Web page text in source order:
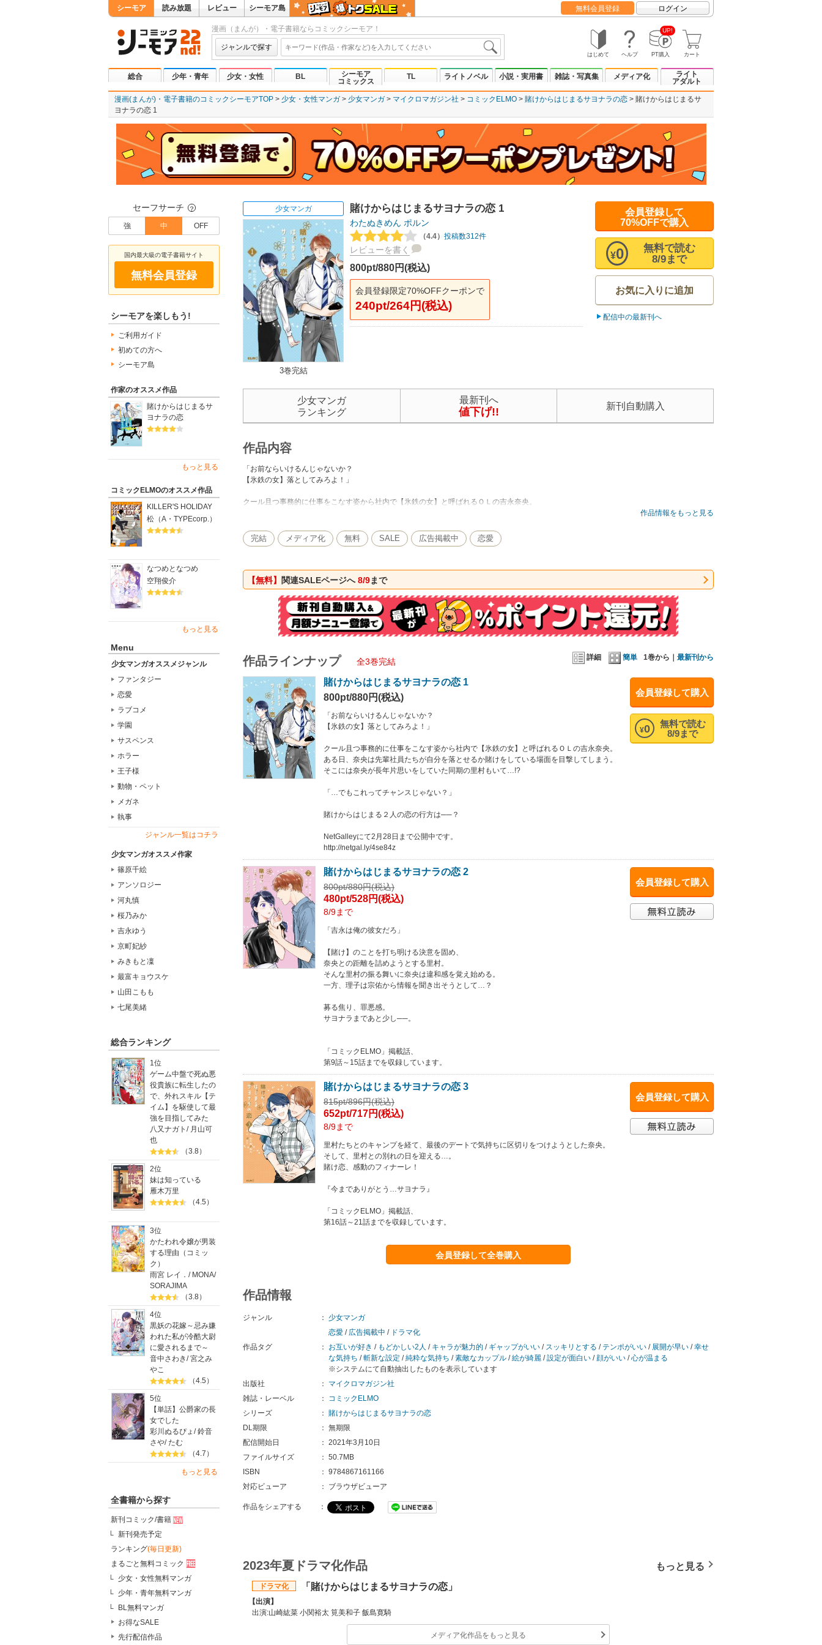
シーモア 読み放題 レビュー シーモア島 無料会員登録 ログイン
漫画（まんが）・電子書籍ならコミックシーモア！
ジャンルで探す
はじめて ヘルプ
UP!
PT購入 カート
総合 少年・青年 少女・女性 BL
シーモア
コミックス
TL ライトノベル 小説・実用書 雑誌・写真集 メディア化
ライト
アダルト
漫画(まんが)・電子書籍のコミックシーモアTOP 少女・女性マンガ 少女マンガ マイクロマガジン社 コミックELMO 賭けからはじまるサヨナラの恋
賭けからはじまるサ
ヨナラの恋 1
セーフサーチ ？
強 中 OFF
国内最大級の電子書籍サイト
無料会員登録
シーモアを楽しもう!
ご利用ガイド
初めての方へ
シーモア島
作家のオススメ作品
賭けからはじまるサ
ヨナラの恋
もっと見る
コミックELMOのオススメ作品
KILLER'S HOLIDAY
松（A・TYPEcorp.）
なつめとなつめ
空翔俊介
もっと見る
Menu
少女マンガオススメジャンル
ファンタジー
恋愛
ラブコメ
学園
サスペンス
ホラー
王子様
動物・ペット
メガネ
執事
ジャンル一覧はコチラ
少女マンガオススメ作家
篠原千絵
アンソロジー
河丸慎
桜乃みか
吉永ゆう
京町妃紗
みきもと凜
最富キョウスケ
山田こもも
七尾美緒
総合ランキング
1位
ゲーム中盤で死ぬ悪
役貴族に転生したの
で、外れスキル【テ
イム】を駆使して最
強を目指してみた
八又ナガト / 月山可
也
（3.8）
2位
妹は知っている
雁木万里
（4.5）
3位
かたわれ令嬢が男装
する理由（コミッ
ク）
雨宮 レイ． / MONA/
SORAJIMA
（3.8）
4位
黒妖の花嫁～忌み嫌
われた私が冷酷大尉
に愛されるまで～
音中さわき/宮之み
やこ
（4.5）
5位
【単話】公爵家の長
女でした
彩川ぬるぴょ /鈴音
さや/たむ
（4.7）
もっと見る
全書籍から探す
新刊コミック/書籍
新刊発売予定
ランキング(毎日更新)
まるごと無料コミック
少女・女性無料マンガ
少年・青年無料マンガ
BL無料マンガ
お得なSALE
先行配信作品
少女マンガ
3巻完結
賭けからはじまるサヨナラの恋 1
わたぬきめん ポルン
（4.4） 投稿数312件
レビューを書く
800pt/880円(税込)
会員登録限定70%OFFクーポンで
240pt/264円(税込)
会員登録して
70%OFFで購入
無料で読む
8/9まで
¥0
お気に入りに追加
配信中の最新刊へ
少女マンガ
ランキング
最新刊へ
値下げ!! 新刊自動購入
作品内容
「お前ならいけるんじゃないか？
【氷鉄の女】落としてみろよ！」
クール且つ事務的に仕事をこなす姿から社内で【氷鉄の女】と呼ばれるＯＬの吉永奈央。
「…でもこれってチャンスじゃない？」
賭けからはじまる２人の恋の行方は──？
NetGalleyにて2月28日まで公開中です。
http://netgal.ly/4se84z
作品情報をもっと見る
完結 メディア化 無料 SALE 広告掲載中 恋愛
【無料】 関連SALEページへ8/9まで
詳細 簡単 1巻から｜ 最新刊から
作品ラインナップ 全3巻完結
会員登録して購入
無料で読む
8/9まで
¥0
賭けからはじまるサヨナラの恋 1
800pt/880円(税込)
「お前ならいけるんじゃないか？
【氷鉄の女】落としてみろよ！」
クール且つ事務的に仕事をこなす姿から社内で【氷鉄の女】と呼ばれるＯＬの吉永奈央。
ある日、奈央は先輩社員たちが自分を落とせるか賭けをしている場面を目撃してしまう。
そこには奈央が長年片思いをしていた同期の里村もいて…!?
「…でもこれってチャンスじゃない？」
賭けからはじまる２人の恋の行方は──？
NetGalleyにて2月28日まで公開中です。
http://netgal.ly/4se84z
会員登録して購入
賭けからはじまるサヨナラの恋 2
800pt/880円(税込)
480pt/528円(税込)
8/9まで
「吉永は俺の彼女だろ」
【賭け】のことを打ち明ける決意を固め、
奈央との距離を詰めようとする里村。
そんな里村の振る舞いに奈央は違和感を覚え始める。
一方、理子は宗佑から情報を聞き出そうとして…？
募る焦り、罪悪感。
サヨナラまであと少し──。
「コミックELMO」掲載話、
第9話～15話までを収録しています。
会員登録して購入
賭けからはじまるサヨナラの恋 3
815pt/896円(税込)
652pt/717円(税込)
8/9まで
里村たちとのキャンプを経て、最後のデートで気持ちに区切りをつけようとした奈央。
そして、里村との別れの日を迎える…。
賭け恋、感動のフィナーレ！
『今までありがとう…サヨナラ』
「コミックELMO」掲載話、
第16話～21話までを収録しています。
会員登録して全巻購入
作品情報
ジャンル ：
少女マンガ
恋愛 / 広告掲載中 / ドラマ化
作品タグ
： お互いが好き / もどかしい2人 / キャラが魅力的 / ギャップがいい / スッキリとする /テンポがいい / 展開が早い /幸せ
な気持ち /斬新な設定 /純粋な気持ち /素敵なカップル /絵が綺麗 /設定が面白い / 顔がいい /心が温まる
※システムにて自動抽出したものを表示しています
出版社
：
マイクロマガジン社
雑誌・レーベル
：
コミックELMO
シリーズ
： 賭けからはじまるサヨナラの恋
DL期限
： 無期限
配信開始日
： 2021年3月10日
ファイルサイズ
： 50.7MB
ISBN
： 9784867161166
対応ビューア
： ブラウザビューア
作品をシェアする ：
2023年夏ドラマ化作品 もっと見る
ドラマ化 「賭けからはじまるサヨナラの恋」
【出演】
出演:山崎紘菜 小関裕太 筧美和子 飯島寛騎
メディア化作品をもっと見る